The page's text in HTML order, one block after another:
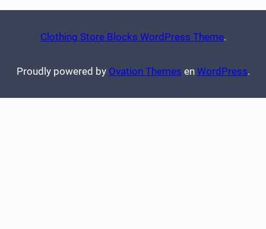
Clothing Store Blocks WordPress Theme.
Proudly powered by Ovation Themes en WordPress.